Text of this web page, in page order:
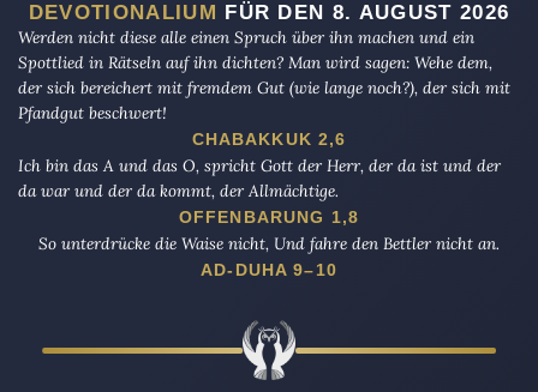
DEVOTIONALIUM
FÜR DEN 8. AUGUST 2026
Werden nicht diese alle einen Spruch über ihn machen und ein
Spottlied in Rätseln auf ihn dichten? Man wird sagen: Wehe dem,
der sich bereichert mit fremdem Gut (wie lange noch?), der sich mit
Pfandgut beschwert!
CHABAKKUK 2,6
Ich bin das A und das O, spricht Gott der Herr, der da ist und der
da war und der da kommt, der Allmächtige.
OFFENBARUNG 1,8
So unterdrücke die Waise nicht, Und fahre den Bettler nicht an.
AD-DUHA 9–10